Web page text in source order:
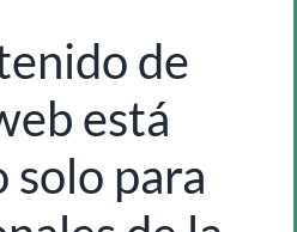
de
está
para